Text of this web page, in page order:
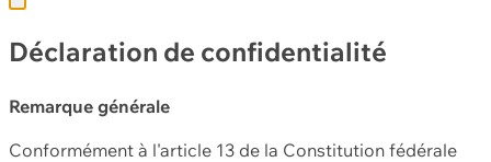
Déclaration de confidentialité
Remarque générale
Conformément à l'article 13 de la Constitution fédérale